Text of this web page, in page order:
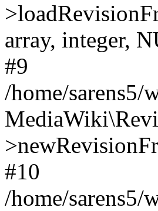
array, integer,
#9
/home/
#10
/home/